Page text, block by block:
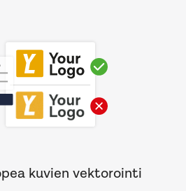
kuvien vektorointi